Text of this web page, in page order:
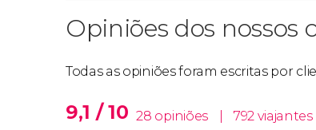
Opiniões dos nossos
Todas as opiniões foram escritas por
9,1 / 10 28 opiniões 792 viajantes